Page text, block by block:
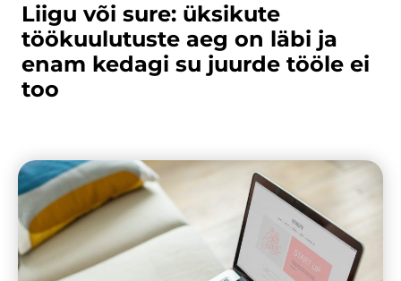
Liigu või sure: üksikute
töökuulutuste aeg on läbi ja
enam kedagi su juurde tööle ei
too